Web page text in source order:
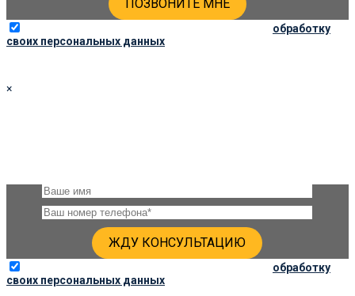
обработку
своих персональных данных
×
обработку
своих персональных данных